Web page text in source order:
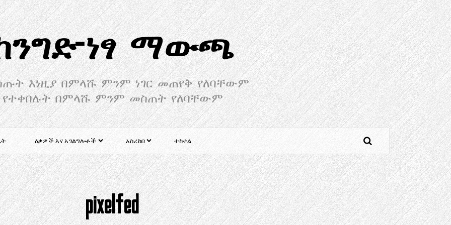
ነፃ ማውጫ
እነዚያ በምላሹ ምንም ነገር መጠየቅ የለባቸውም
የተቀበሉት በምላሹ ምንም መስጠት የለባቸውም
ዕቃዎች እና አገልግሎቶች አስረከበ ተከተል
pixelfed